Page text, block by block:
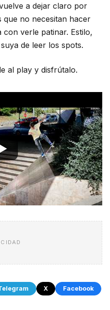
a dejar claro por
que no necesitan hacer
verle patinar. Estilo,
de leer los spots.
al play y disfrútalo.
X
Facebook